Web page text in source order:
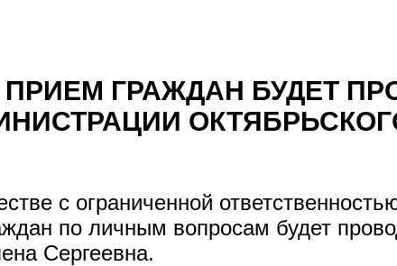
ГРАЖДАН БУДЕТ
с ограниченной
по личным вопросам будет
Сергеевна.